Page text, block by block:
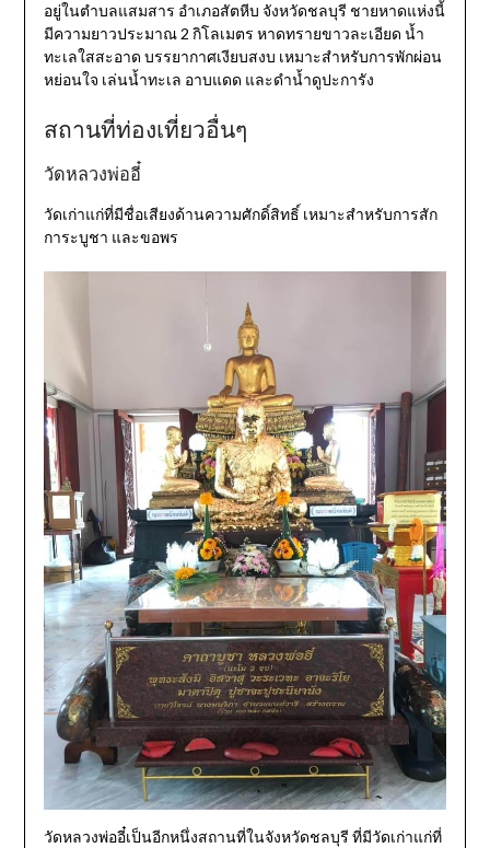
อยู่ในตำบลแสมสาร อำเภอสัตหีบ จังหวัดชลบุรี ชายหาดแห่งนี้
มีความยาวประมาณ 2 กิโลเมตร หาดทรายขาวละเอียด น้ำ
ทะเลใสสะอาด บรรยากาศเงียบสงบ เหมาะสำหรับการพักผ่อน
หย่อนใจ เล่นน้ำทะเล อาบแดด และดำน้ำดูปะการัง
สถานที่ท่องเที่ยวอื่นๆ
วัดหลวงพ่ออี๋
วัดเก่าแก่ที่มีชื่อเสียงด้านความศักดิ์สิทธิ์ เหมาะสำหรับการสัก
การะบูชา และขอพร
วัดหลวงพ่ออี๋เป็นอีกหนึ่งสถานที่ในจังหวัดชลบุรี ที่มีวัดเก่าแก่ที่